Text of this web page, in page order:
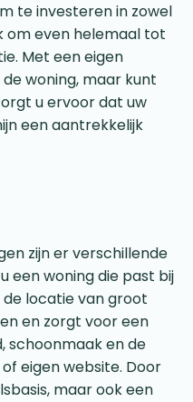
te investeren in zowel
om even helemaal tot
Met een eigen
woning, maar kunt
u ervoor dat uw
een aantrekkelijk
zijn er verschillende
een woning die past bij
de locatie van groot
en zorgt voor een
schoonmaak en de
eigen website. Door
maar ook een